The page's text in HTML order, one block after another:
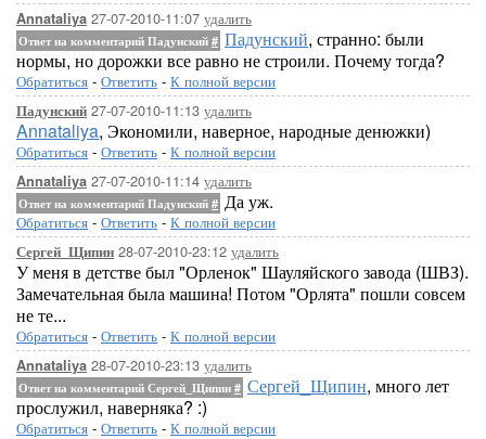
Annataliya 27-07-2010-11:07 удалить
Ответ на комментарий Падунский # Падунский, странно: были
нормы, но дорожки все равно не строили. Почему тогда?
Обратиться - Ответить - К полной версии
Падунский 27-07-2010-11:13 удалить
Annataliya, Экономили, наверное, народные денюжки)
Обратиться - Ответить - К полной версии
Annataliya 27-07-2010-11:14 удалить
Ответ на комментарий Падунский # Да уж.
Обратиться - Ответить - К полной версии
Сергей_Щипин 28-07-2010-23:12 удалить
У меня в детстве был "Орленок" Шауляйского завода (ШВЗ).
Замечательная была машина! Потом "Орлята" пошли совсем
не те...
Обратиться - Ответить - К полной версии
Annataliya 28-07-2010-23:13 удалить
Ответ на комментарий Сергей_Щипин # Сергей_Щипин, много лет
прослужил, наверняка? :)
Обратиться - Ответить - К полной версии